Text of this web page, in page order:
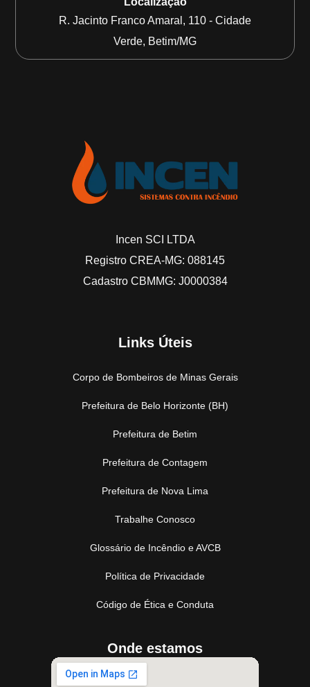
R. Jacinto Franco Amaral, 110 - Cidade
Verde, Betim/MG
Incen SCI LTDA
Registro CREA-MG: 088145
Cadastro CBMMG: J0000384
Links Úteis
Corpo de Bombeiros de Minas Gerais
Prefeitura de Belo Horizonte (BH)
Prefeitura de Betim
Prefeitura de Contagem
Prefeitura de Nova Lima
Trabalhe Conosco
Glossário de Incêndio e AVCB
Política de Privacidade
Código de Ética e Conduta
Onde estamos